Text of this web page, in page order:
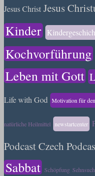
Jesus Christ Jesus
Kinder
Kochvorführung
Leben mit Gott
Life with God Motivation für
natürliche Heilmittel newstartcenter
Podcast Czech
Sabbat Schöpfung